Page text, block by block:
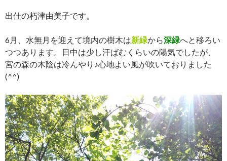
出仕の朽津由美子です。
6月、水無月を迎えて境内の樹木は新緑から深緑へと移ろい
つつあります。日中は少し汗ばむくらいの陽気でしたが、
宮の森の木陰は冷んやり♪心地よい風が吹いておりました
(^^)